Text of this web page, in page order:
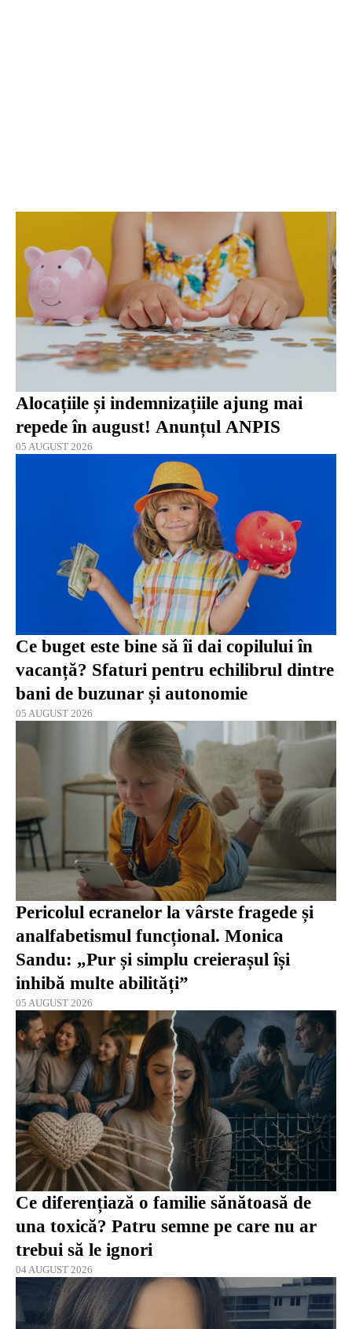
Alocațiile și indemnizațiile ajung mai
repede în august! Anunțul ANPIS
05 AUGUST 2026
Ce buget este bine să îi dai copilului în
vacanță? Sfaturi pentru echilibrul dintre
bani de buzunar și autonomie
05 AUGUST 2026
Pericolul ecranelor la vârste fragede și
analfabetismul funcțional. Monica
Sandu: „Pur și simplu creierașul își
inhibă multe abilități”
05 AUGUST 2026
Ce diferențiază o familie sănătoasă de
una toxică? Patru semne pe care nu ar
trebui să le ignori
04 AUGUST 2026